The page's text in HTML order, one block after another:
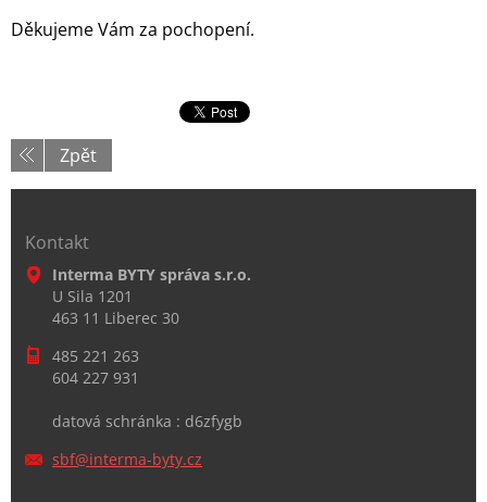
Děkujeme Vám za pochopení.
Zpět
Kontakt
Interma BYTY správa s.r.o.
U Sila 1201
463 11 Liberec 30
485 221 263
604 227 931
datová schránka : d6zfygb
sbf@interma-byty.cz